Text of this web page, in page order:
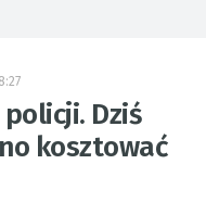
Dziś
kosztować